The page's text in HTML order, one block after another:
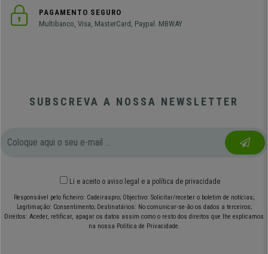
PAGAMENTO SEGURO
Multibanco, Visa, MasterCard, Paypal. MBWAY
SUBSCREVA A NOSSA NEWSLETTER
Li e aceito o aviso legal e a política de privacidade
Responsável pelo ficheiro: Cadeiraspro; Objectivo: Solicitar/receber o boletim de notícias;
Legitimação: Consentimento; Destinatários: No comunicar-se-ão os dados a terceiros;
Direitos: Aceder, retificar, apagar os datos assim como o resto dos direitos que lhe explicamos
na nossa Política de Privacidade.